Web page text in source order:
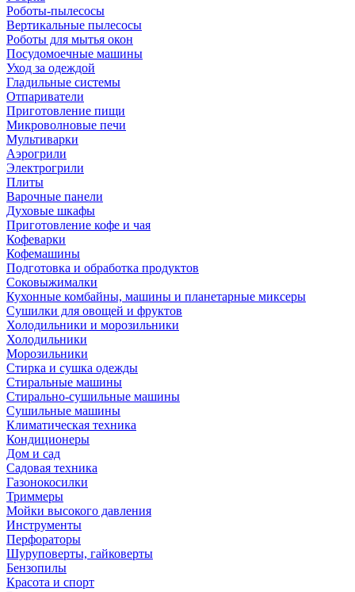
Роботы-пылесосы
Вертикальные пылесосы
Роботы для мытья окон
Посудомоечные машины
Уход за одеждой
Гладильные системы
Отпариватели
Приготовление пищи
Микроволновые печи
Мультиварки
Аэрогрили
Электрогрили
Плиты
Варочные панели
Духовые шкафы
Приготовление кофе и чая
Кофеварки
Кофемашины
Подготовка и обработка продуктов
Соковыжималки
Кухонные комбайны, машины и планетарные миксеры
Сушилки для овощей и фруктов
Холодильники и морозильники
Холодильники
Морозильники
Стирка и сушка одежды
Стиральные машины
Стирально-сушильные машины
Сушильные машины
Климатическая техника
Кондиционеры
Дом и сад
Садовая техника
Газонокосилки
Триммеры
Мойки высокого давления
Инструменты
Перфораторы
Шуруповерты, гайковерты
Бензопилы
Красота и спорт